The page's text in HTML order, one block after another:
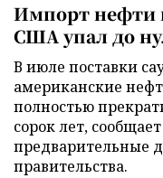
Импорт нефти
США упал до
В июле поставки
американские
полностью
сорок лет,
предварительные
правительства.